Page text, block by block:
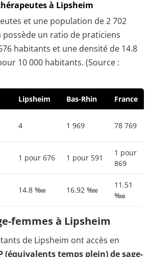
à Lipsheim
et une population de 2 702
un ratio de praticiens
habitants et une densité de 14.8
10 000 habitants. (Source :
Lipsheim Bas-Rhin France
4 1 969 78 769
1 pour 676 1 pour 591
1 pour
869
14.8 ‱ 16.92 ‱
11.51
‱
femmes à Lipsheim
de Lipsheim ont accès en
(équivalents temps plein) de sage-